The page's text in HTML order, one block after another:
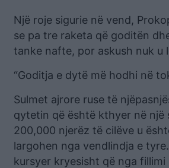
Një roje sigurie në vend,
se pa tre raketa që goditën
tanke nafte, por askush nuk u
“Goditja e dytë më hodhi në
Sulmet ajrore ruse të
qytetin që është kthyer në një
200,000 njerëz të cilëve u
largohen nga vendlindja e
kursyer kryesisht që nga fillimi